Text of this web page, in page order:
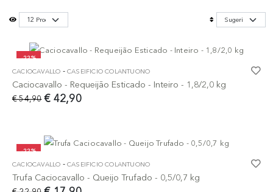
-22%
CACIOCAVALLO -CASEIFICIO COLANTUONO
Caciocavallo - Requeijão Esticado - Inteiro - 1,8/2,0 kg
€ 42,90
€ 54,90
-22%
CACIOCAVALLO -CASEIFICIO COLANTUONO
Trufa Caciocavallo - Queijo Trufado - 0,5/0,7 kg